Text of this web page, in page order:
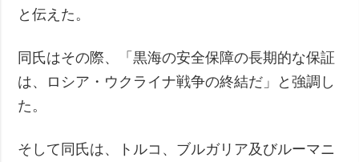
と伝えた。
同氏はその際、「黒海の安全保障の長期的な保証
は、ロシア・ウクライナ戦争の終結だ」と強調し
た。
そして同氏は、トルコ、ブルガリア及びルーマニ